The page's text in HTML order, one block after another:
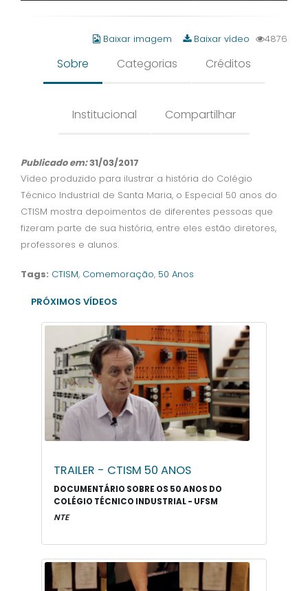
Baixar imagem Baixar vídeo 4876
Sobre Categorias Créditos
Institucional Compartilhar
Publicado em:31/03/2017
Vídeo produzido para ilustrar a história do Colégio
Técnico Industrial de Santa Maria, o Especial 50 anos do
CTISM mostra depoimentos de diferentes pessoas que
fizeram parte de sua história, entre eles estão diretores,
professores e alunos.
Tags: CTISM, Comemoração, 50 Anos
PRÓXIMOS VÍDEOS
TRAILER - CTISM 50 ANOS
DOCUMENTÁRIO SOBRE OS 50 ANOS DO
COLÉGIO TÉCNICO INDUSTRIAL - UFSM
NTE